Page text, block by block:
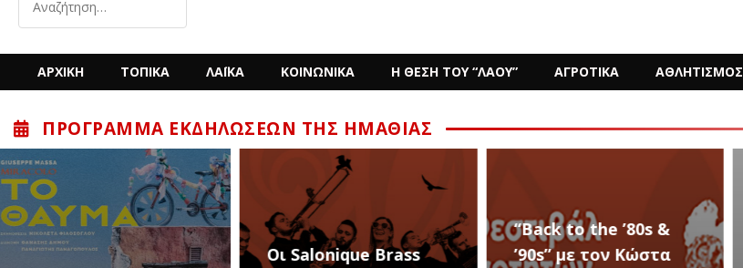
ΑΡΧΙΚΗ ΤΟΠΙΚΑ ΛΑΪΚΑ ΚΟΙΝΩΝΙΚΑ Η ΘΕΣΗ ΤΟΥ “ΛΑΟΥ” ΑΓΡΟΤΙΚΑ ΑΘΛΗΤΙΣΜΟΣ
ΠΡΌΓΡΑΜΜΑ ΕΚΔΗΛΏΣΕΩΝ ΤΗΣ ΗΜΑΘΊΑΣ
Οι Salonique Brass
“Back to the ’80s &
’90s” με τον Κώστα
6 – 12 ΑΥΓΟΥΣΤΟΥ